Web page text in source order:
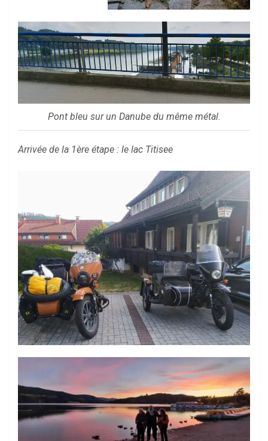
Pont bleu sur un Danube du même métal.
Arrivée de la 1ère étape : le lac Titisee